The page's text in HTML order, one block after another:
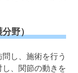
野）
し、施術を行う
、関節の動きを